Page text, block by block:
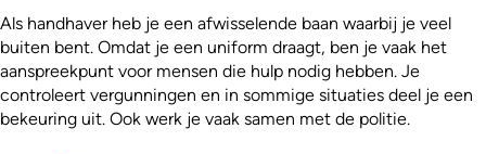
Als handhaver heb je een afwisselende baan waarbij je veel
buiten bent. Omdat je een uniform draagt, ben je vaak het
aanspreekpunt voor mensen die hulp nodig hebben. Je
controleert vergunningen en in sommige situaties deel je een
bekeuring uit. Ook werk je vaak samen met de politie.